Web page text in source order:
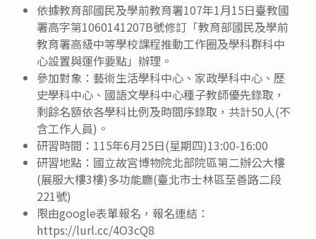
依據教育部國民及學前教育署107年1月15日臺教國
署高字第1060141207B號修訂「教育部國民及學前
教育署高級中等學校課程推動工作圈及學科群科中
心設置與運作要點」辦理。
參加對象：藝術生活學科中心、家政學科中心、歷
史學科中心、國語文學科中心種子教師優先錄取，
剩餘名額依各學科比例及時間序錄取，共計50人(不
含工作人員)。
研習時間：115年6月25日(星期四)13:00-16:00
研習地點：國立故宮博物院北部院區第二辦公大樓
(展服大樓3樓)多功能廳(臺北市士林區至善路二段
221號)
限由google表單報名，報名連結：
https://lurl.cc/4O3cQ8